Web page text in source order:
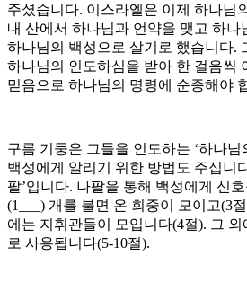
주셨습니다. 이스라엘은 이제 하나님
내 산에서 하나님과 언약을 맺고 하나
하나님의 백성으로 살기로 했습니다.
하나님의 인도하심을 받아 한 걸음씩
믿음으로 하나님의 명령에 순종해야
구름 기둥은 그들을 인도하는 ‘하나님
백성에게 알리기 위한 방법도 주십니
팔’입니다. 나팔을 통해 백성에게 신
(1___) 개를 불면 온 회중이 모이고(3
에는 지휘관들이 모입니다(4절). 그
로 사용됩니다(5-10절).